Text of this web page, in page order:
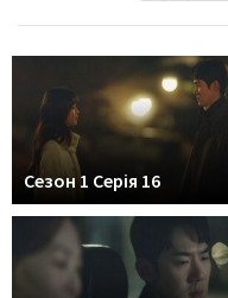
Сезон 1 Серія 16